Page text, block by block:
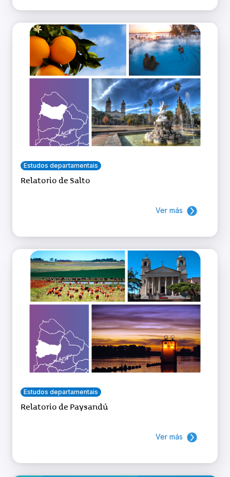
Estudos departamentais
Relatorio de Salto
Ver más
Estudos departamentais
Relatorio de Paysandú
Ver más